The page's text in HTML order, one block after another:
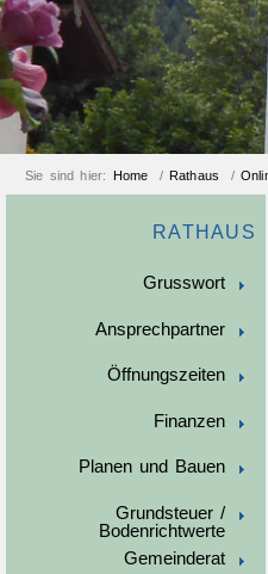
Sie sind hier: Home / Rathaus /
RATHAUS
Grusswort
Ansprechpartner
Öffnungszeiten
Finanzen
Planen und Bauen
Grundsteuer /
Bodenrichtwerte
Gemeinderat